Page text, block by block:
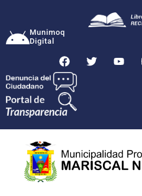
Munimoq
Digital